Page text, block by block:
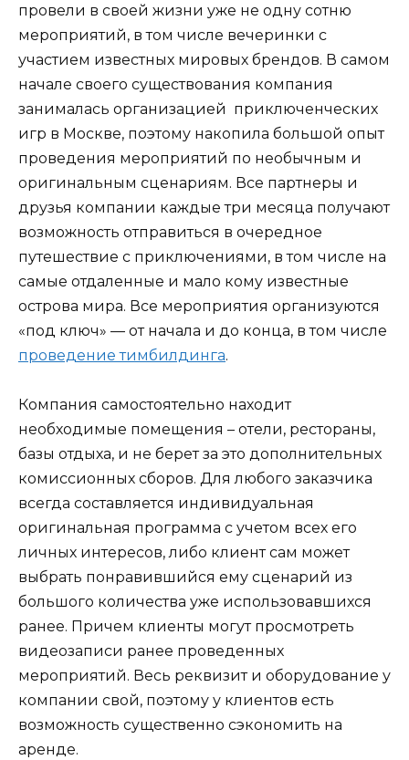
провели в своей жизни уже не одну сотню
мероприятий, в том числе вечеринки с
участием известных мировых брендов. В самом
начале своего существования компания
занималась организацией приключенческих
игр в Москве, поэтому накопила большой опыт
проведения мероприятий по необычным и
оригинальным сценариям. Все партнеры и
друзья компании каждые три месяца получают
возможность отправиться в очередное
путешествие с приключениями, в том числе на
самые отдаленные и мало кому известные
острова мира. Все мероприятия организуются
«под ключ» — от начала и до конца, в том числе
проведение тимбилдинга.
Компания самостоятельно находит
необходимые помещения – отели, рестораны,
базы отдыха, и не берет за это дополнительных
комиссионных сборов. Для любого заказчика
всегда составляется индивидуальная
оригинальная программа с учетом всех его
личных интересов, либо клиент сам может
выбрать понравившийся ему сценарий из
большого количества уже использовавшихся
ранее. Причем клиенты могут просмотреть
видеозаписи ранее проведенных
мероприятий. Весь реквизит и оборудование у
компании свой, поэтому у клиентов есть
возможность существенно сэкономить на
аренде.